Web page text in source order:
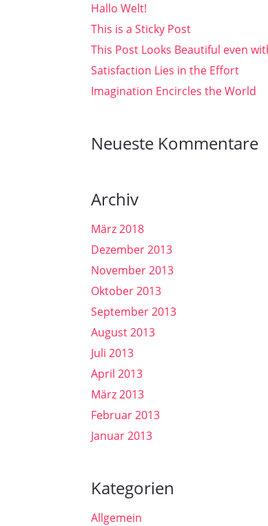
Hallo Welt!
This is a Sticky Post
This Post Looks Beautiful even
Satisfaction Lies in the Effort
Imagination Encircles the World
Neueste Kommentare
Archiv
März 2018
Dezember 2013
November 2013
Oktober 2013
September 2013
August 2013
Juli 2013
April 2013
März 2013
Februar 2013
Januar 2013
Kategorien
Allgemein